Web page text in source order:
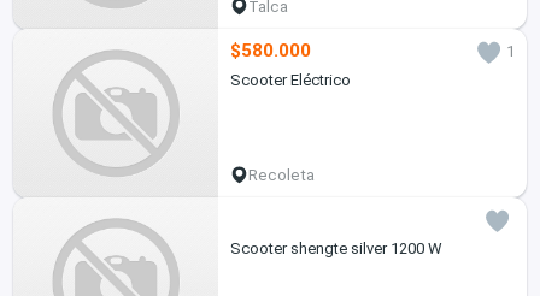
Talca
$580.000
1
Scooter Eléctrico
Recoleta
Scooter shengte silver 1200 W